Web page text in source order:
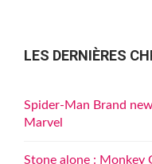
LES DERNIÈRES
Spider-Man Brand
Marvel
Stone alone : Monkey